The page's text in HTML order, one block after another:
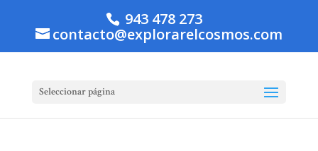
943 478 273
contacto@explorarelcosmos.com
Seleccionar página